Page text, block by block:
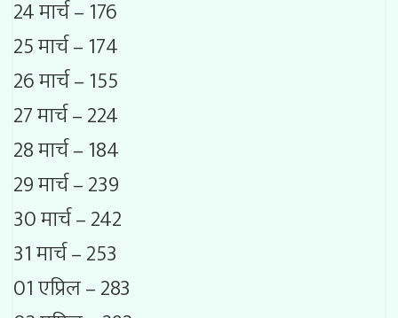
24 मार्च – 176
25 मार्च – 174
26 मार्च – 155
27 मार्च – 224
28 मार्च – 184
29 मार्च – 239
30 मार्च – 242
31 मार्च – 253
01 एप्रिल – 283